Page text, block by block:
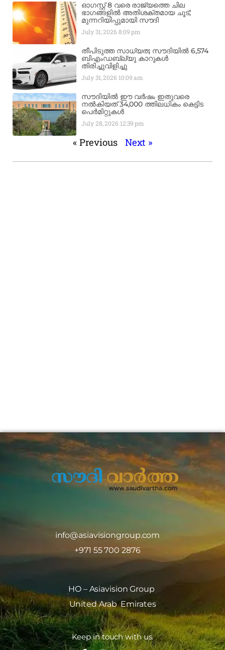
ഓഗസ്റ്റ് 8 വരെ രാജ്യത്തെ ചില
ഭാഗങ്ങളിൽ അതിശക്തമായ ചൂട്;
മുന്നറിയിപ്പുമായി സൗദി
July 31, 2026 8:09 pm
തീപിടുത്ത സാധ്യത; സൗദിയിൽ 6,574
ബിഎംഡബ്ല്യു കാറുകൾ
തിരിച്ചുവിളിച്ചു
July 31, 2026 10:09 am
സൗദിയിൽ ഈ വർഷം ഇതുവരെ
നൽകിയത് 34,000 ത്തിലധികം കെട്ടിട
പെർമിറ്റുകൾ
July 28, 2026 12:39 pm
« Previous Next »
info@asiavisiongroup.com
+971 55 700 2876
HO – Asiavision Group
United Arab Emirates
Keep in touch with us.